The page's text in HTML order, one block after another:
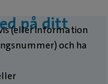
på ditt
(eller information
och ha